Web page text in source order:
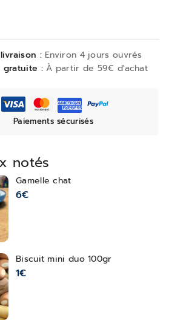
notés
Gamelle chat
6€
Biscuit mini duo 100gr
1€
: Environ 4 jours ouvrés
gratuite :À partir de 59€ d'achat
Paiements sécurisés